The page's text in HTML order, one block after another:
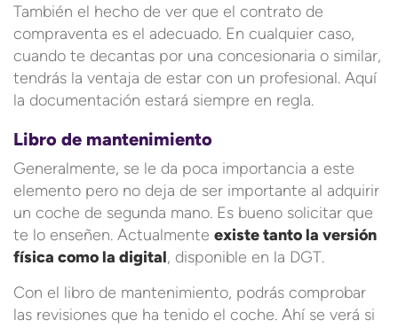
También el hecho de ver que el contrato de
compraventa es el adecuado. En cualquier caso,
cuando te decantas por una concesionaria o similar,
tendrás la ventaja de estar con un profesional. Aquí
la documentación estará siempre en regla.
Libro de mantenimiento
Generalmente, se le da poca importancia a este
elemento pero no deja de ser importante al adquirir
un coche de segunda mano. Es bueno solicitar que
te lo enseñen. Actualmente existe tanto la versión
física como la digital, disponible en la DGT.
Con el libro de mantenimiento, podrás comprobar
las revisiones que ha tenido el coche. Ahí se verá si